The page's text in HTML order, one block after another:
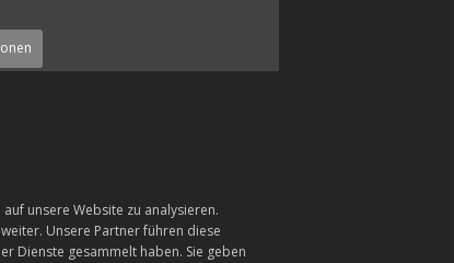
unsere Website zu analysieren.
Unsere Partner führen diese
Dienste gesammelt haben. Sie geben